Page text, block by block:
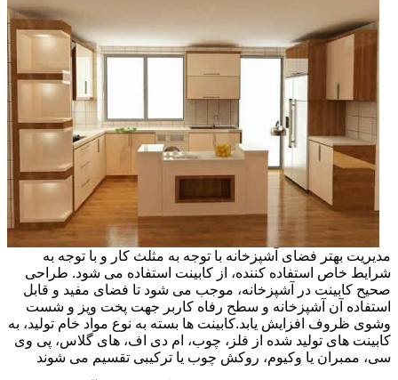
مدیریت بهتر فضای آشپزخانه با توجه به مثلث کار و با توجه به
شرایط خاص استفاده کننده، از کابینت استفاده می شود. طراحی
صحیح کابینت در آشپزخانه، موجب می شود تا فضای مفید و قابل
استفاده آن آشپزخانه و سطح رفاه کاربر جهت پخت وپز و شست
وشوی ظروف افزایش یابد.کابینت ها بسته به نوع مواد خام تولید، به
کابینت های تولید شده از فلز، چوب، ام دی اف، های گلاس، پی وی
سی، ممبران یا وکیوم، روکش چوب یا ترکیبی تقسیم می شوند